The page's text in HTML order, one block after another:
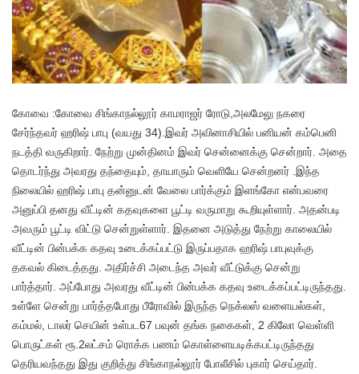
கோவை :கோவை சிங்காநல்லூர் காமராஜர் ரோடு,அலமேலு நகரை
சேர்ந்தவர் ஹரிஷ் பாபு (வயது 34).இவர் அவினாசியில் பனியன் கம்பெனி
நடத்தி வருகிறார். நேற்று முன்தினம் இவர் சென்னைக்கு சென்றார். அதை
தொடர்ந்து அவரது தந்தையும், தாயாரும் வெளியே சென்றனர் .இந்த
நிலையில் ஹரிஷ் பாபு தன்னுடன் வேலை பார்க்கும் இளங்கோ என்பவரை
அனுப்பி தனது வீட்டின் கதவுகளை பூட்டி வருமாறு கூறியுள்ளார். அதன்படி
அவரும் பூட்டி விட்டு சென்றுள்ளார். இதனை அடுத்து நேற்று காலையில்
வீட்டின் பின்பக்க கதவு உடைக்கப்பட்டு இருப்பதாக ஹரிஷ் பாபுவுக்கு
தகவல் கிடைத்தது. அதிர்ச்சி அடைந்த அவர் வீட்டுக்கு சென்று
பார்த்தார். அப்போது அவரது வீட்டின் பின்பக்க கதவு உடைக்கப்பட்டிருந்தது.
உள்ளே சென்று பார்த்தபோது பீரோவில் இருந்த நெக்லஸ் வளையல்கள்,
கம்மல், டாலர் செயின் உள்பட67 பவுன் தங்க நகைகள், 2 கிலோ வெள்ளி
பொருட்கள் ரூ.2லட்சம் ரொக்க பணம் கொள்ளையடிக்கபட்டிருந்தது
தெரியவந்தது இது குறித்து சிங்காநல்லூர் போலீசில் புகார் செய்தார்.